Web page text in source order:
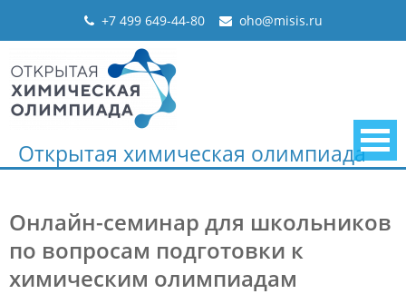
+7 499 649-44-80 oho@misis.ru
Открытая химическая олимпиада
Онлайн-семинар для школьников
по вопросам подготовки к
химическим олимпиадам